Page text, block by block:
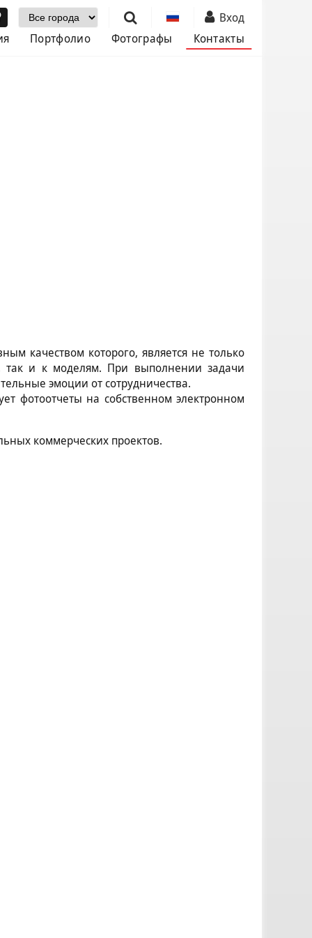
Выбор города
Вход
Портфолио Фотографы Контакты
качеством которого, является не только
так и к моделям. При выполнении задачи
эмоции от сотрудничества.
фотоотчеты на собственном электронном
коммерческих проектов.